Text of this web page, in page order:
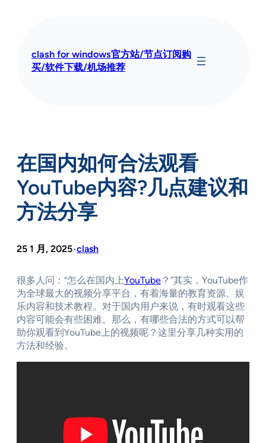
clash for windows官方站/节点订阅购
买/软件下载/机场推荐
在国内如何合法观看
YouTube内容?几点建议和
方法分享
25 1 月, 2025•clash
很多人问：“怎么在国内上YouTube ？”其实，YouTube作
为全球最大的视频分享平台，有着海量的教育资源、娱
乐内容和技术教程。对于国内用户来说，有时观看这些
内容可能会有些困难。那么，有哪些合法的方式可以帮
助你观看到YouTube上的视频呢？这里分享几种实用的
方法和经验。